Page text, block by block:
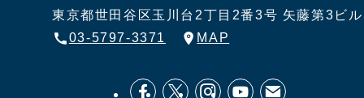
東京都世田谷区玉川台2丁目2番3号 矢藤第3ビル
03-5797-3371
MAP